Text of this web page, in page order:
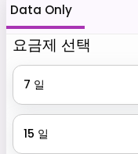
Data Only
요금제 선택
7 일
15 일